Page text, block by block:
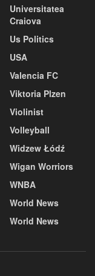
Universitatea
Craiova
Us Politics
USA
Valencia FC
Viktoria Plzen
Violinist
Volleyball
Widzew Łódź
Wigan Worriors
WNBA
World News
World News